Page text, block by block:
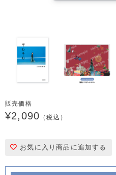
販売価格
¥2,090 （税込）
お気に入り商品に追加する